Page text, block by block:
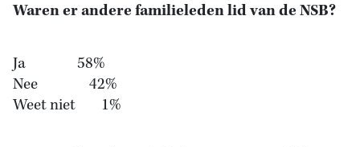
Waren er andere familieleden lid van de NSB?
Ja 58%
Nee 42%
Weet niet 1%